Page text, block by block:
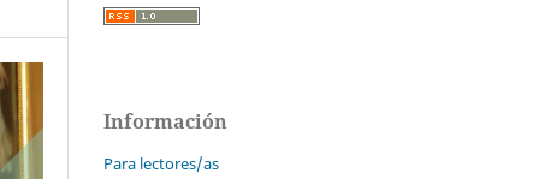
Información
Para lectores/as